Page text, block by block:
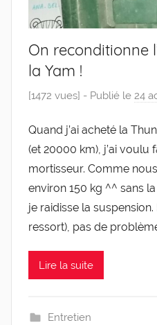
On reconditionne
la Yam !
[1472 vues] - Publié le 24
Quand j’ai ache­té la
(et 20000 km), j’ai vou­lu
mor­tis­seur. Comme
envi­ron 150 kg ^^ sans
je rai­disse la
res­sort), pas de
Lire la suite
Entretien